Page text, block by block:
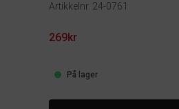
Artikkelnr. 24-0761
Product information
269kr
På lager